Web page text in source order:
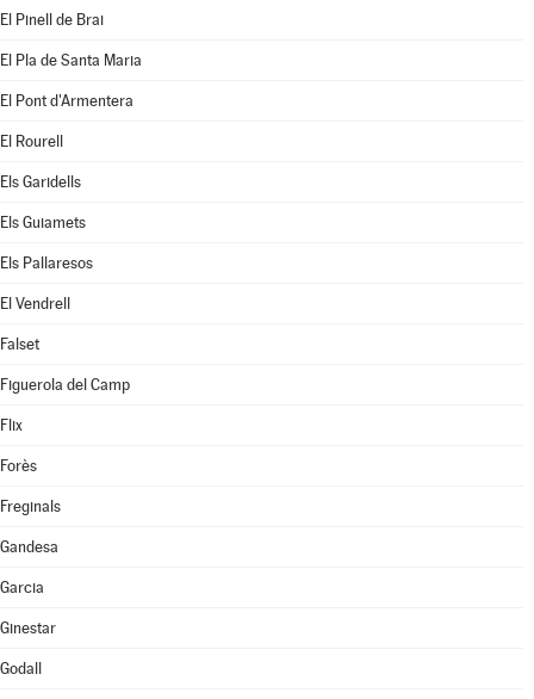
El Pinell de Brai
El Pla de Santa Maria
El Pont d'Armentera
El Rourell
Els Garidells
Els Guiamets
Els Pallaresos
El Vendrell
Falset
Figuerola del Camp
Flix
Forès
Freginals
Gandesa
Garcia
Ginestar
Godall